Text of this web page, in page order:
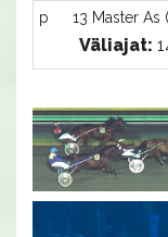
p
13 Master As
Väliajat: